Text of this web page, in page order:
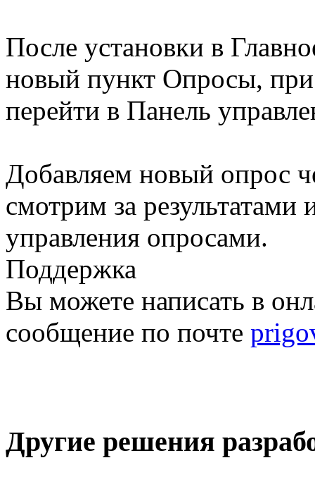
После установки в
новый пункт Опросы,
перейти в Панель
Добавляем новый опрос
смотрим за результатами
управления опросами.
Поддержка
Вы можете написать в
сообщение по почте
Другие решения